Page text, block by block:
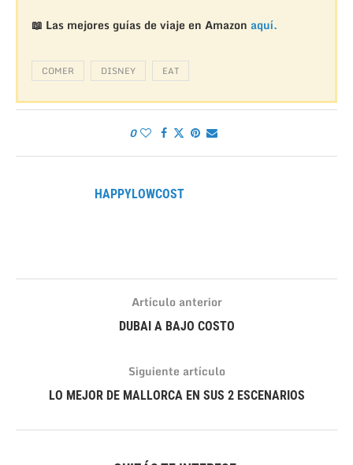
📖 Las mejores guías de viaje en Amazon aquí.
COMER DISNEY EAT
0
HAPPYLOWCOST
Artículo anterior
DUBAI A BAJO COSTO
Siguiente artículo
LO MEJOR DE MALLORCA EN SUS 2 ESCENARIOS